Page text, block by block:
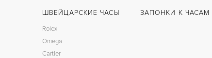
ШВЕЙЦАРСКИЕ ЧАСЫ
Rolex
Omega
Cartier
ЗАПОНКИ К ЧАСАМ